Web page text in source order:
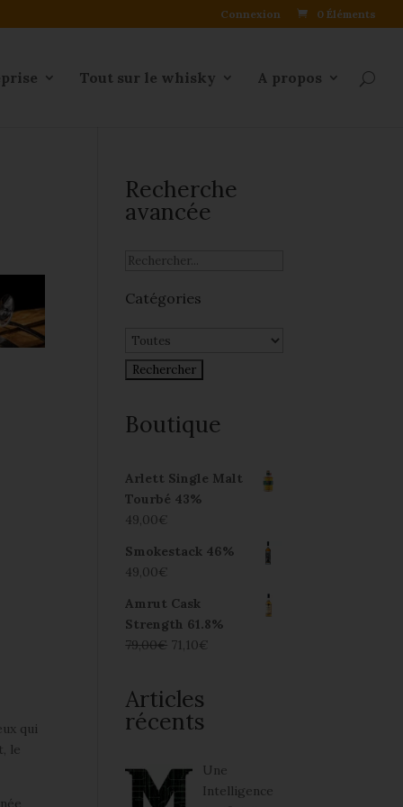
Connexion 0 Éléments
Tout sur le whisky A propos
qui
le
Recherche
avancée
Catégories
Boutique
Arlett Single Malt
Tourbé 43%
49,00€
Smokestack 46%
49,00€
Amrut Cask
Strength 61.8%
79,00€ 71,10€
Articles
récents
Une
Intelligence